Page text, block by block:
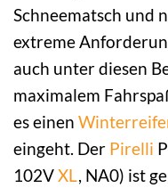
Schneematsch und
extreme
auch unter diesen
maximalem
es einen
eingeht. Der Pirelli
102VXL, NA0) ist